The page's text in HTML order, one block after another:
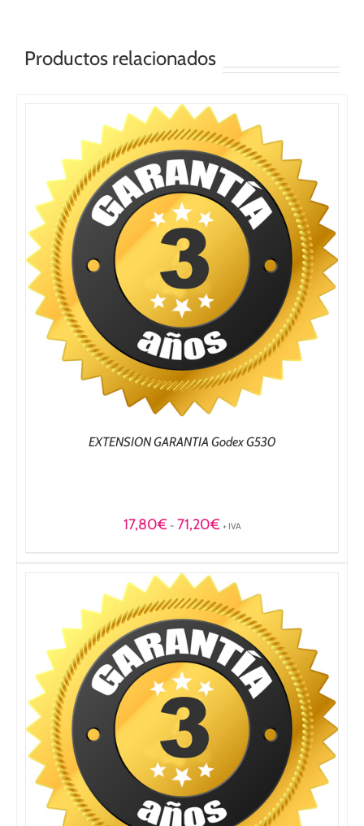
Productos relacionados
EXTENSION GARANTIA Godex G530
17,80€ - 71,20€Rango
17,80€
hasta
71,20€
+ IVA